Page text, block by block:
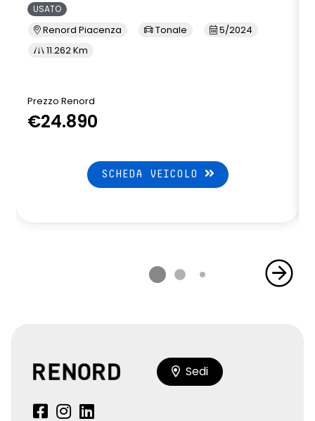
USATO
Renord Piacenza Tonale
5/2024
11.262 Km
Prezzo Renord
€24.890
SCHEDA VEICOLO
Sedi